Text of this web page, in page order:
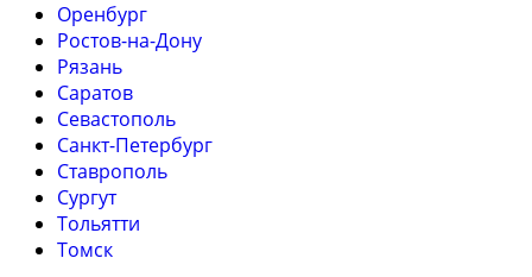
Оренбург
Ростов-на-Дону
Рязань
Саратов
Севастополь
Санкт-Петербург
Ставрополь
Сургут
Тольятти
Томск